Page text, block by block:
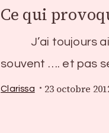
Ce qui
J’ai toujours
souvent …. et pas
Clarissa 23 octobre